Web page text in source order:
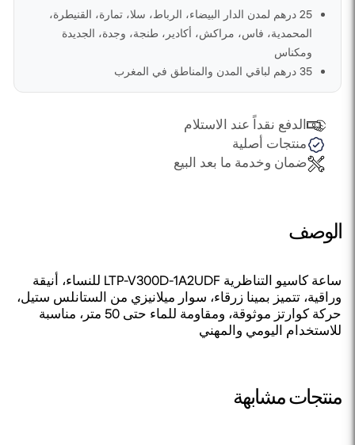
25 درهم لمدن الدار البيضاء، الرباط، سلا، تمارة، القنيطرة،
المحمدية، فاس، مراكش، أكادير، طنجة، وجدة، الجديدة
ومكناس
35 درهم لباقي المدن والمناطق في المغرب
الدفع نقداً عند الاستلام
منتجات أصلية
ضمان وخدمة ما بعد البيع
الوصف
ساعة كاسيو التناظرية LTP-V300D-1A2UDF للنساء، أنيقة
وراقية، تتميز بمينا زرقاء، سوار ميلانيزي من الستانلس ستيل،
حركة كوارتز موثوقة، ومقاومة للماء حتى 50 متر، مناسبة
للاستخدام اليومي والمهني
منتجات مشابهة